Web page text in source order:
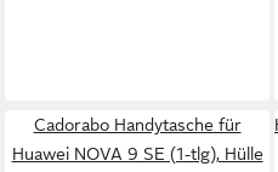
Cadorabo Handytasche für
Huawei NOVA 9 SE (1-tlg), Hülle